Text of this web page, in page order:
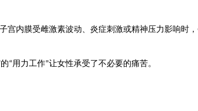
宫内膜受雌激素波动、炎症刺激或精神压力影响时
“用力工作”让女性承受了不必要的痛苦。